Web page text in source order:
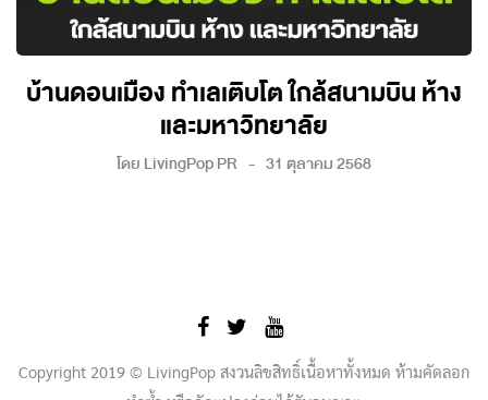
บ้านดอนเมือง ทำเลเติบโต ใกล้สนามบิน ห้าง
และมหาวิทยาลัย
โดย LivingPop PR 31 ตุลาคม 2568
Copyright 2019 © LivingPop สงวนลิขสิทธิ์เนื้อหาทั้งหมด ห้ามคัดลอก